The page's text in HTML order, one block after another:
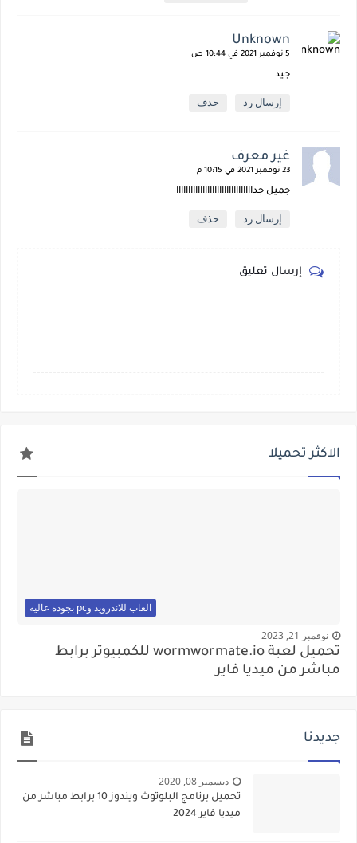
Unknown
5 نوفمبر 2021 في 10:44 ص
جيد
إرسال رد حذف
غير معرف
23 نوفمبر 2021 في 10:15 م
جميل جداااااااااااااااااااااااااااااااا
إرسال رد حذف
إرسال تعليق
الاكثر تحميلا
العاب للاندرويد وpc بجوده عاليه
نوفمبر 21, 2023
تحميل لعبة wormwormate.io للكمبيوتر برابط
مباشر من ميديا فاير
جديدنا
ديسمبر 08, 2020
تحميل برنامج البلوتوث ويندوز 10 برابط مباشر من
ميديا فاير 2024